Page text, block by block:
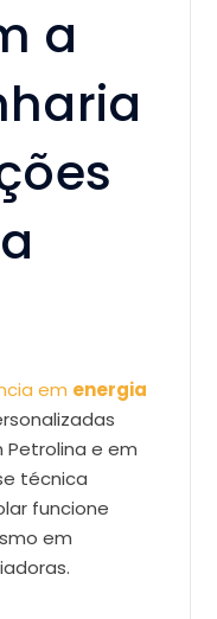
a
em energia
e em
técnica
funcione
em